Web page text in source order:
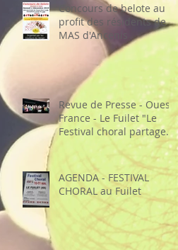
Concours de belote au
profit des résidents de la
MAS d'Ancenis
Revue de Presse - Ouest-
France - Le Fuilet "Le
Festival choral partage
AGENDA - FESTIVAL
CHORAL au Fuilet